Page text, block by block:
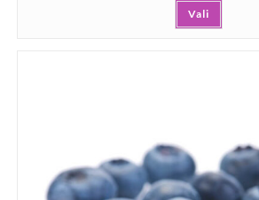
5.00/ 5
Vali